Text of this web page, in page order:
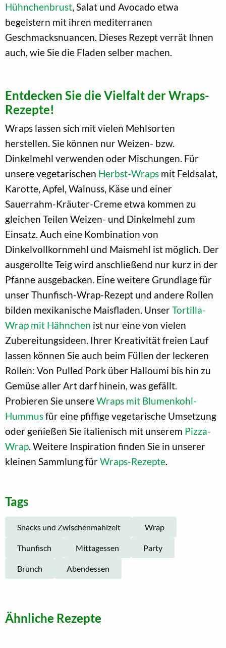
Hühnchenbrust, Salat und Avocado etwa
begeistern mit ihren mediterranen
Geschmacksnuancen. Dieses Rezept verrät Ihnen
auch, wie Sie die Fladen selber machen.
Entdecken Sie die Vielfalt der Wraps-
Rezepte!
Wraps lassen sich mit vielen Mehlsorten
herstellen. Sie können nur Weizen- bzw.
Dinkelmehl verwenden oder Mischungen. Für
unsere vegetarischen Herbst-Wraps mit Feldsalat,
Karotte, Apfel, Walnuss, Käse und einer
Sauerrahm-Kräuter-Creme etwa kommen zu
gleichen Teilen Weizen- und Dinkelmehl zum
Einsatz. Auch eine Kombination von
Dinkelvollkornmehl und Maismehl ist möglich. Der
ausgerollte Teig wird anschließend nur kurz in der
Pfanne ausgebacken. Eine weitere Grundlage für
unser Thunfisch-Wrap-Rezept und andere Rollen
bilden mexikanische Maisfladen. UnserTortilla-
Wrap mit Hähnchen ist nur eine von vielen
Zubereitungsideen. Ihrer Kreativität freien Lauf
lassen können Sie auch beim Füllen der leckeren
Rollen: Von Pulled Pork über Halloumi bis hin zu
Gemüse aller Art darf hinein, was gefällt.
Probieren Sie unsereWraps mit Blumenkohl-
Hummusfür eine pfiffige vegetarische Umsetzung
oder genießen Sie italienisch mit unserem Pizza-
Wrap. Weitere Inspiration finden Sie in unserer
kleinen Sammlung fürWraps-Rezepte.
Tags
Snacks und Zwischenmahlzeit Wrap
Thunfisch Mittagessen Party
Brunch Abendessen
Ähnliche Rezepte